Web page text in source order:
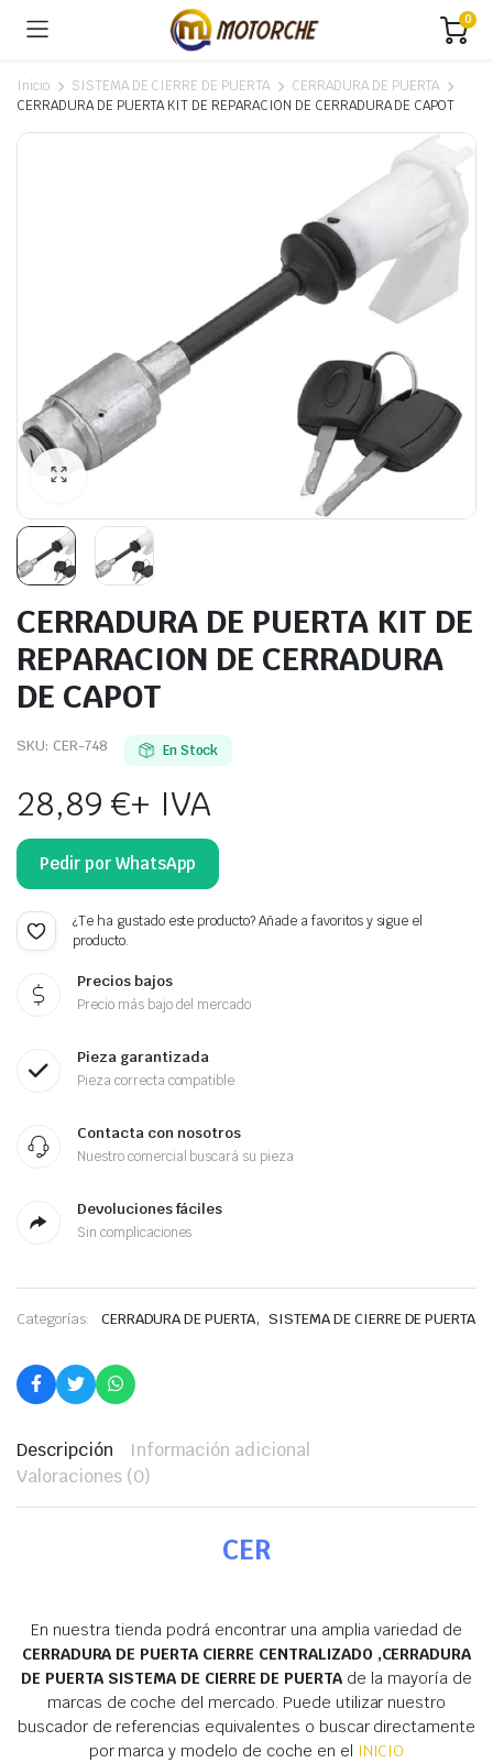
0
Inicio SISTEMA DE CIERRE DE PUERTA
CERRADURA DE PUERTA
CERRADURA DE PUERTA KIT DE REPARACION DE CERRADURA DE CAPOT
CERRADURA DE PUERTA KIT DE
REPARACION DE CERRADURA
DE CAPOT
SKU: CER-748 En Stock
28,89€+ IVA
Pedir por WhatsApp
¿Te ha gustado este producto? Añade a favoritos y sigue el
producto.
Precios bajos
Precio más bajo del mercado
Pieza garantizada
Pieza correcta compatible
Contacta con nosotros
Nuestro comercial buscará su pieza
Devoluciones fáciles
Sin complicaciones
Categorías: CERRADURA DE PUERTA, SISTEMA DE CIERRE DE PUERTA
Descripción
Información adicional
Valoraciones (0)
CER
En nuestra tienda podrá encontrar una amplia variedad de
CERRADURA DE PUERTA CIERRE CENTRALIZADO ,CERRADURA
DE PUERTA SISTEMA DE CIERRE DE PUERTA de la mayoría de
marcas de coche del mercado. Puede utilizar nuestro
buscador de referencias equivalentes o buscar directamente
por marca y modelo de coche en el INICIO